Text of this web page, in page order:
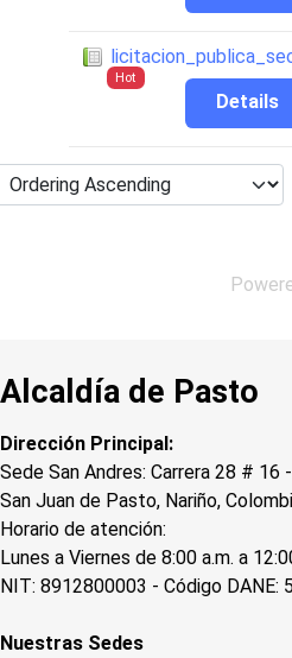
Hot
Details
Alcaldía de Pasto
Dirección Principal:
Sede San Andres: Carrera 28 # 16
San Juan de Pasto, Nariño,
Horario de atención:
Lunes a Viernes de 8:00 a.m. a
NIT: 8912800003 - Código DANE:
Nuestras Sedes